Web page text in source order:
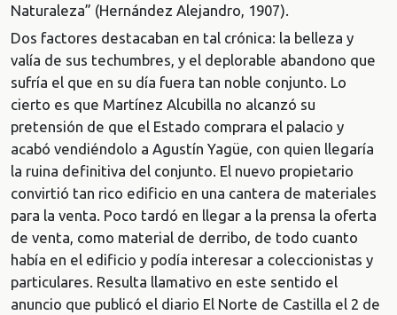
Naturaleza” (Hernández Alejandro, 1907).
Dos factores destacaban en tal crónica: la belleza y
valía de sus techumbres, y el deplorable abandono que
sufría el que en su día fuera tan noble conjunto. Lo
cierto es que Martínez Alcubilla no alcanzó su
pretensión de que el Estado comprara el palacio y
acabó vendiéndolo a Agustín Yagüe, con quien llegaría
la ruina definitiva del conjunto. El nuevo propietario
convirtió tan rico edificio en una cantera de materiales
para la venta. Poco tardó en llegar a la prensa la oferta
de venta, como material de derribo, de todo cuanto
había en el edificio y podía interesar a coleccionistas y
particulares. Resulta llamativo en este sentido el
anuncio que publicó el diario El Norte de Castilla el 2 de